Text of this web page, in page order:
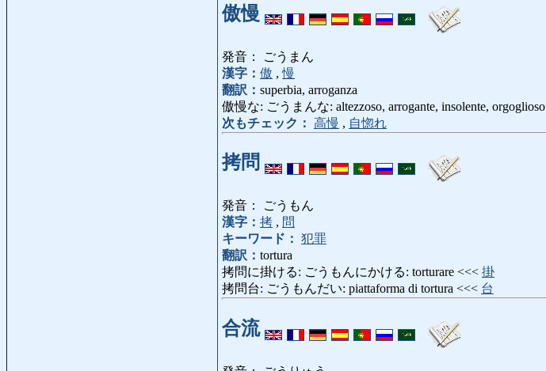
傲慢
発音： ごうまん
漢字： 傲 ,慢
翻訳： superbia, arroganza
傲慢な: ごうまんな: altezzoso, arrogante, insolente, orgoglioso
次もチェック： 高慢 , 自惚れ
拷問
発音： ごうもん
漢字： 拷 , 問
キーワード： 犯罪
翻訳： tortura
拷問に掛ける: ごうもんにかける: torturare <<< 掛
拷問台: ごうもんだい: piattaforma di tortura <<< 台
合流